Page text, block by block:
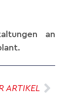
an
ARTIKEL